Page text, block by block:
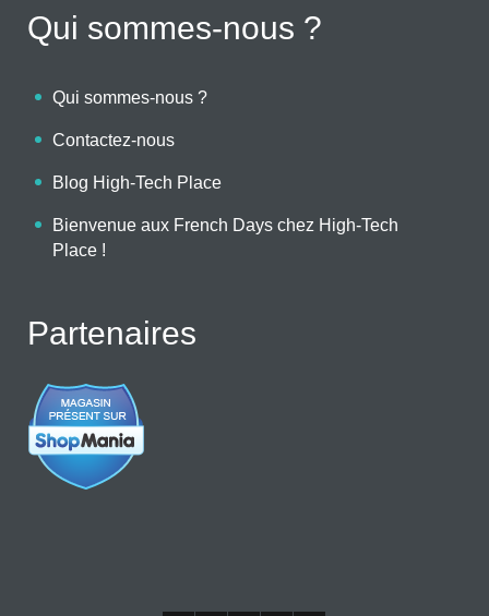
Qui sommes-nous ?
Qui sommes-nous ?
Contactez-nous
Blog High-Tech Place
Bienvenue aux French Days chez High-Tech
Place !
Partenaires